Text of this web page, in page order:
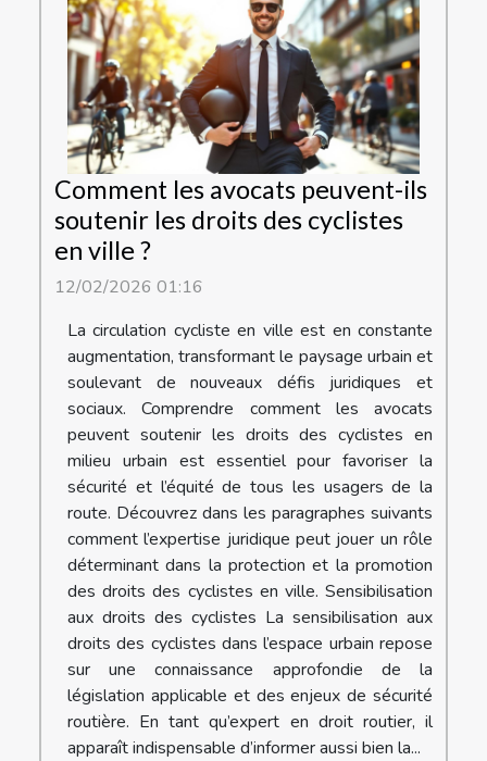
Comment les avocats peuvent-ils
soutenir les droits des cyclistes
en ville ?
12/02/2026 01:16
La circulation cycliste en ville est en constante
augmentation, transformant le paysage urbain et
soulevant de nouveaux défis juridiques et
sociaux. Comprendre comment les avocats
peuvent soutenir les droits des cyclistes en
milieu urbain est essentiel pour favoriser la
sécurité et l’équité de tous les usagers de la
route. Découvrez dans les paragraphes suivants
comment l’expertise juridique peut jouer un rôle
déterminant dans la protection et la promotion
des droits des cyclistes en ville. Sensibilisation
aux droits des cyclistes La sensibilisation aux
droits des cyclistes dans l’espace urbain repose
sur une connaissance approfondie de la
législation applicable et des enjeux de sécurité
routière. En tant qu’expert en droit routier, il
apparaît indispensable d’informer aussi bien la...